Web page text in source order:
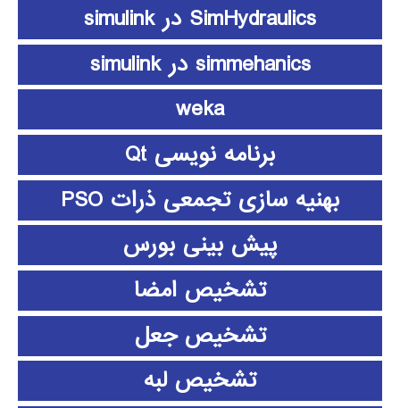
SimHydraulics در simulink
simmehanics در simulink
weka
برنامه نویسی Qt
بهنیه سازی تجمعی ذرات PSO
پیش بینی بورس
تشخیص امضا
تشخیص جعل
تشخیص لبه